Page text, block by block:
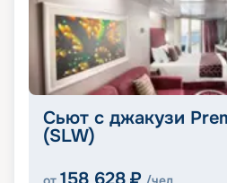
Сьют с джакузи
(SLW)